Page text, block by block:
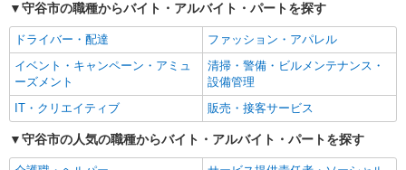
ミドル（40代～）活躍中
英語が活かせる
語学力を活かせる（英語以外）
高収入・高額
ボーナス・賞与あり
昇給あり
日払い
週払い
10時～勤務OK
髪型・髪色自由
ネイルOK
ピアスOK
守谷市の職種からバイト・アルバイト・パートを探す
ドライバー・配達
ファッション・アパレル
イベント・キャンペーン・アミュ
ーズメント
清掃・警備・ビルメンテナンス・
設備管理
IT・クリエイティブ
販売・接客サービス
守谷市の人気の職種からバイト・アルバイト・パートを探す